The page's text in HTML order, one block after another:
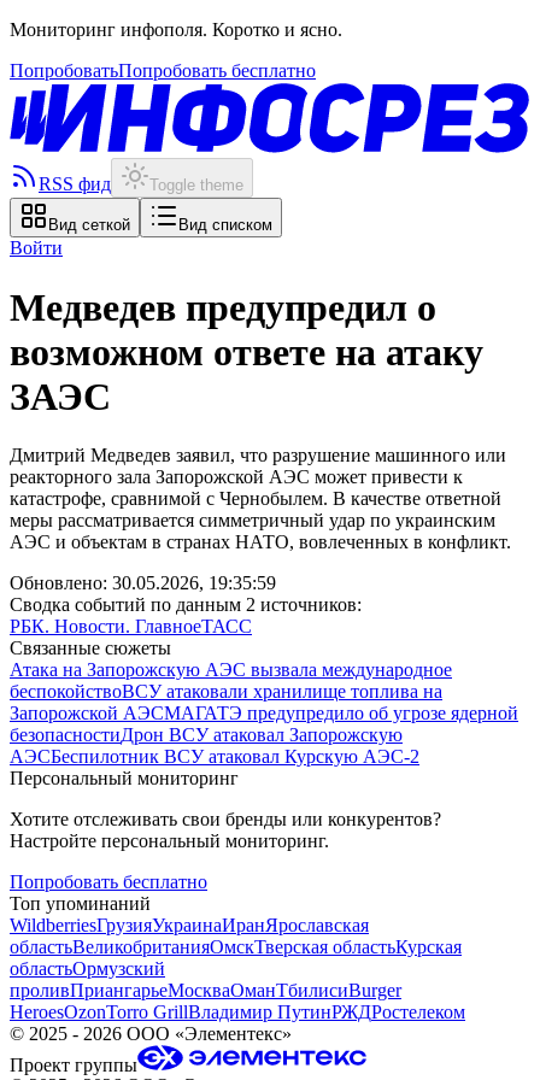
Мониторинг инфополя. Коротко и ясно.
ПопробоватьПопробовать бесплатно
RSS фид Toggle theme
Вид сеткой Вид списком
Войти
Медведев предупредил о
возможном ответе на атаку
ЗАЭС
Дмитрий Медведев заявил, что разрушение машинного или
реакторного зала Запорожской АЭС может привести к
катастрофе, сравнимой с Чернобылем. В качестве ответной
меры рассматривается симметричный удар по украинским
АЭС и объектам в странах НАТО, вовлеченных в конфликт.
Обновлено: 30.05.2026, 19:35:59
Сводка событий по данным 2 источников:
РБК. Новости. ГлавноеТАСС
Связанные сюжеты
Атака на Запорожскую АЭС вызвала международное
беспокойствоВСУ атаковали хранилище топлива на
Запорожской АЭСМАГАТЭ предупредило об угрозе ядерной
безопасностиДрон ВСУ атаковал Запорожскую
АЭСБеспилотник ВСУ атаковал Курскую АЭС-2
Персональный мониторинг
Хотите отслеживать свои бренды или конкурентов?
Настройте персональный мониторинг.
Попробовать бесплатно
Топ упоминаний
WildberriesГрузияУкраинаИранЯрославская
областьВеликобританияОмскТверская областьКурская
областьОрмузский
проливПриангарьеМоскваОманТбилисиBurger
HeroesOzonTorro GrillВладимир ПутинРЖДРостелеком
© 2025 - 2026 ООО «Элементекс»
Проект группы